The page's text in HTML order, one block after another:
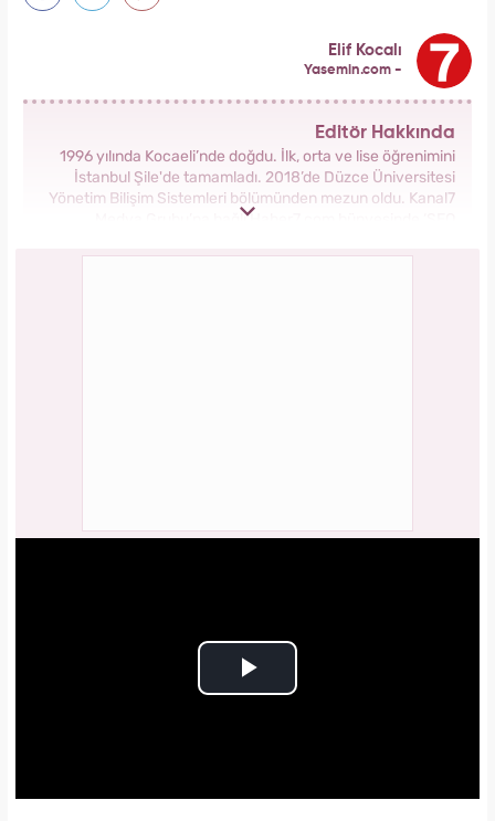
Elif Kocalı
Yasemin.com -
Editör Hakkında
1996 yılında Kocaeli’nde doğdu. İlk, orta ve lise öğrenimini
İstanbul Şile'de tamamladı. 2018’de Düzce Üniversitesi
Yönetim Bilişim Sistemleri bölümünden mezun oldu. Kanal7
Medya Grubu’na bağlı Haber7.com bünyesinde ‘SEO